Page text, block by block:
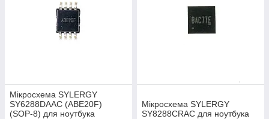
Мікросхема SYLERGY
SY6288DAAC (ABE20F)
(SOP-8) для ноутбука
Мікросхема SYLERGY
SY8288CRAC для ноутбука